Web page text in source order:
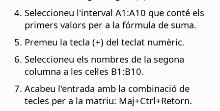
Seleccioneu l'interval A1:A10 que conté els
primers valors per a la fórmula de suma.
Premeu la tecla (+) del teclat numèric.
Seleccioneu els nombres de la segona
columna a les cel·les B1:B10.
Acabeu l'entrada amb la combinació de
tecles per a la matriu: Maj+Ctrl+Retorn.